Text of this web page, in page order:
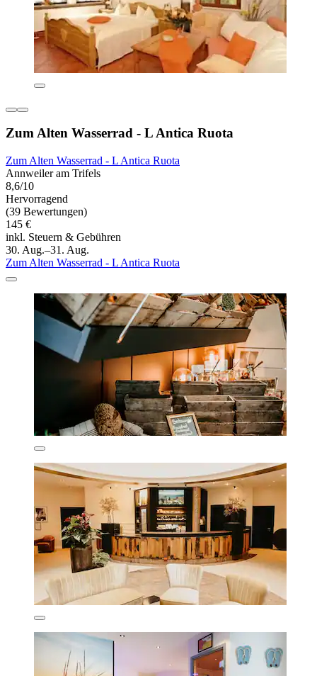
Zum Alten Wasserrad - L Antica Ruota
Zum Alten Wasserrad - L Antica Ruota
Annweiler am Trifels
8,6/10
Hervorragend
(39 Bewertungen)
145 €
inkl. Steuern & Gebühren
30. Aug.–31. Aug.
Zum Alten Wasserrad - L Antica Ruota